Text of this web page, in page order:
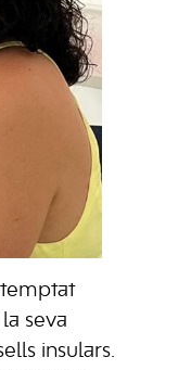
seva
insulars.